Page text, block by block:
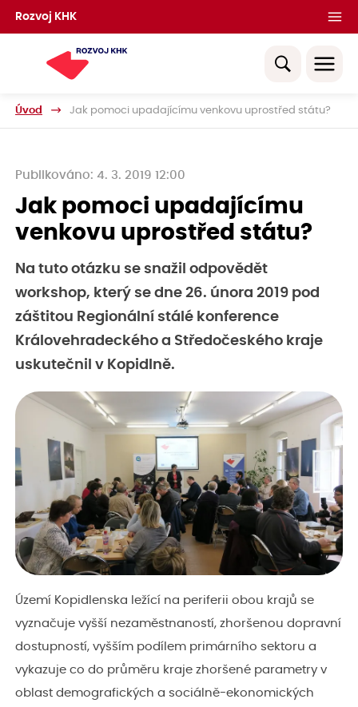
Rozvoj KHK
Úvod Jak pomoci upadajícímu venkovu uprostřed státu?
Publikováno: 4. 3. 2019 12:00
Jak pomoci upadajícímu
venkovu uprostřed státu?
Na tuto otázku se snažil odpovědět
workshop, který se dne 26. února 2019 pod
záštitou Regionální stálé konference
Královehradeckého a Středočeského kraje
uskutečnil v Kopidlně.
Území Kopidlenska ležící na periferii obou krajů se
vyznačuje vyšší nezaměstnaností, zhoršenou dopravní
dostupností, vyšším podílem primárního sektoru a
vykazuje co do průměru kraje zhoršené parametry v
oblast demografických a sociálně-ekonomických